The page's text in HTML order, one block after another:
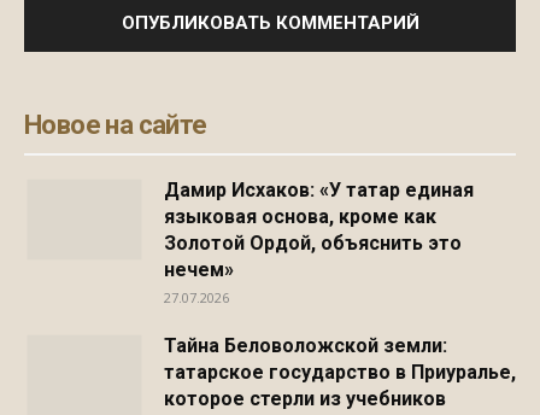
Новое на сайте
Дамир Исхаков: «У татар единая
языковая основа, кроме как
Золотой Ордой, объяснить это
нечем»
27.07.2026
Тайна Беловоложской земли:
татарское государство в Приуралье,
которое стерли из учебников